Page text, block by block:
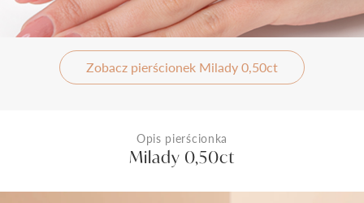
Zobacz pierścionek Milady 0,50ct
Opis pierścionka
Milady 0,50ct